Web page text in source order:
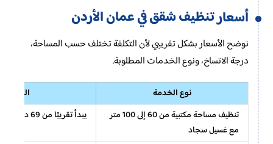
أسعارتنظيف شقق في عمان الأردن
نوضح الأسعار بشكل تقريبي لأن التكلفة تختلف حسب المساحة،
درجة الاتساخ، ونوع الخدمات المطلوبة.
نوع الخدمة
السعر
تنظيف مساحة مكتبية من 60 إلى 100 متر
مع غسيل سجاد
يبدأ تقريبًا من 69 دينار أردني